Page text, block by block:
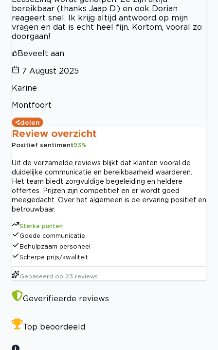
bereikbaar (thanks Jaap D.) en ook Dorian
reageert snel. Ik krijg altijd antwoord op mijn
vragen en dat is echt heel fijn. Kortom, vooral zo
doorgaan!
Beveelt aan
7 August 2025
Karine
Montfoort
delen
Review overzicht
Positief sentiment93%
Uit de verzamelde reviews blijkt dat klanten vooral de
duidelijke communicatie en bereikbaarheid waarderen.
Het team biedt zorgvuldige begeleiding en heldere
offertes. Prijzen zijn competitief en er wordt goed
meegedacht. Over het algemeen is de ervaring positief en
betrouwbaar.
Sterke punten
Goede communicatie
Behulpzaam personeel
Scherpe prijs/kwaliteit
Gebaseerd op 23 reviews
Geverifieerde reviews
Top beoordeeld